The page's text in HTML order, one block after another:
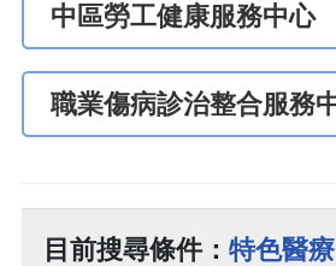
中區勞工健康服務中心
職業傷病診治整合服務
目前搜尋條件： 特色醫